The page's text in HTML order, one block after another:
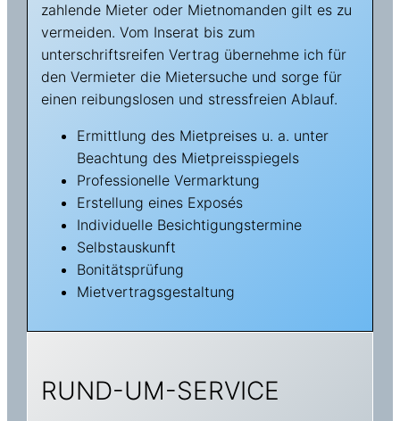
zahlende Mieter oder Mietnomanden gilt es zu
vermeiden. Vom Inserat bis zum
unterschriftsreifen Vertrag übernehme ich für
den Vermieter die Mietersuche und sorge für
einen reibungslosen und stressfreien Ablauf.
Ermittlung des Mietpreises u. a. unter
Beachtung des Mietpreisspiegels
Professionelle Vermarktung
Erstellung eines Exposés
Individuelle Besichtigungstermine
Selbstauskunft
Bonitätsprüfung
Mietvertragsgestaltung
RUND-UM-SERVICE